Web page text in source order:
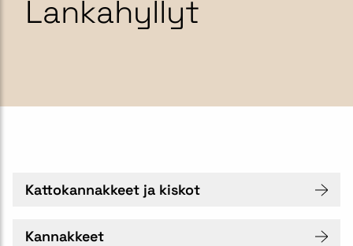
Lankahyllyt
Kattokannakkeet ja kiskot
Kannakkeet